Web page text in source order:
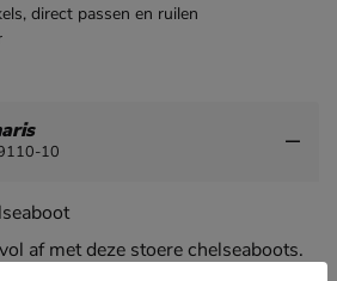
direct passen en ruilen
10
af met deze stoere chelseaboots.